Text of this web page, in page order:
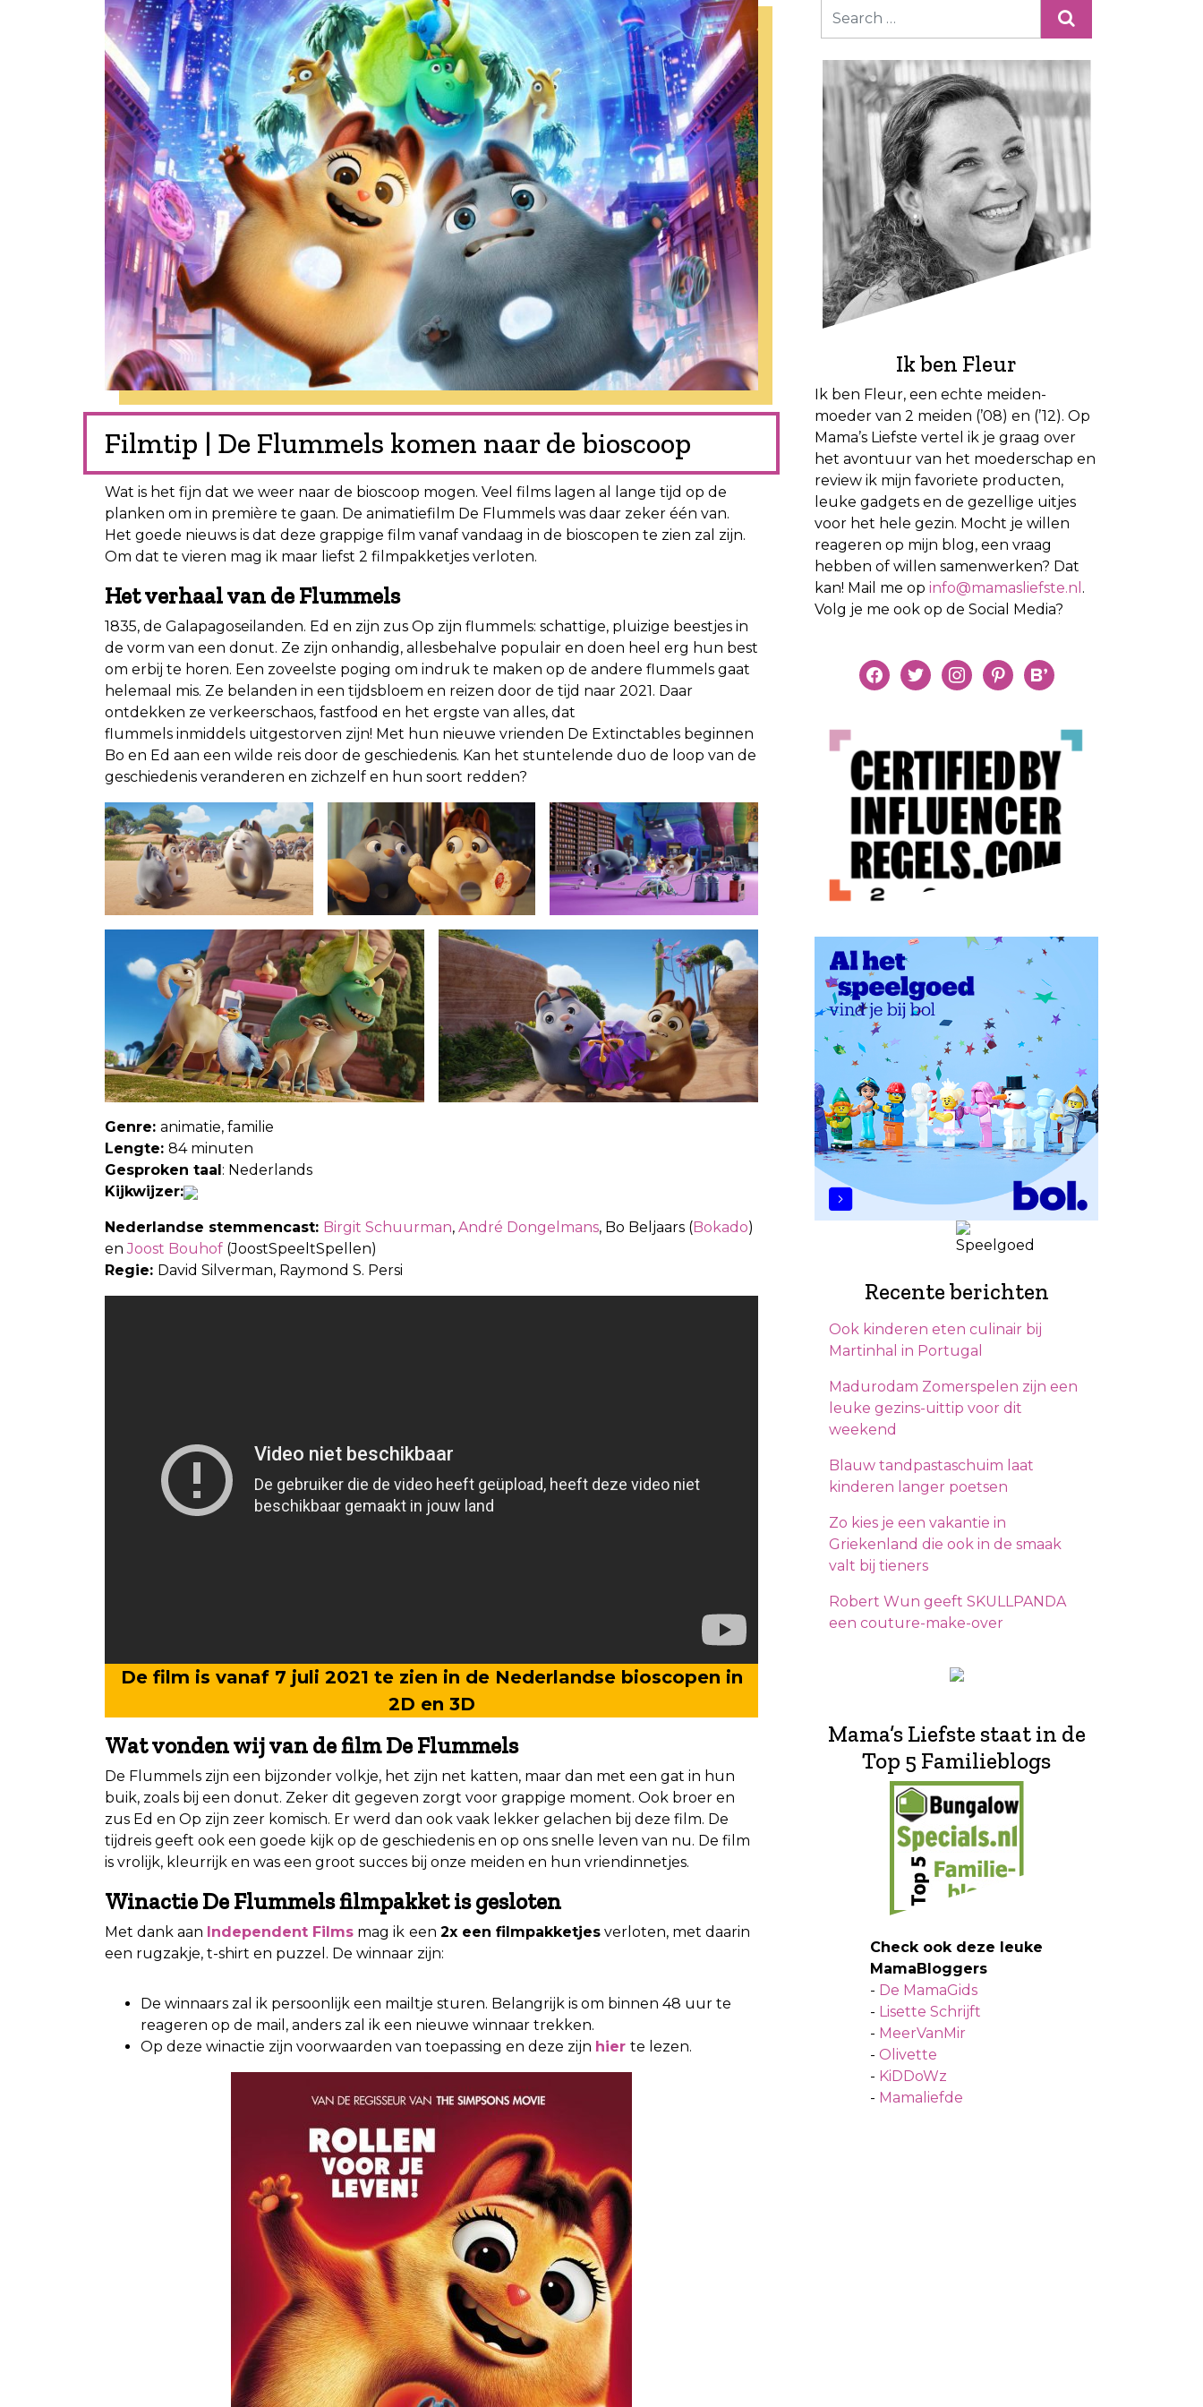
Filmtip | De Flummels komen naar de bioscoop
Wat is het fijn dat we weer naar de bioscoop mogen. Veel films lagen al lange tijd op de
planken om in première te gaan. De animatiefilm De Flummels was daar zeker één van.
Het goede nieuws is dat deze grappige film vanaf vandaag in de bioscopen te zien zal zijn.
Om dat te vieren mag ik maar liefst 2 filmpakketjes verloten.
Het verhaal van de Flummels
1835, de Galapagoseilanden. Ed en zijn zus Op zijn flummels: schattige, pluizige beestjes in
de vorm van een donut. Ze zijn onhandig, allesbehalve populair en doen heel erg hun best
om erbij te horen. Een zoveelste poging om indruk te maken op de andere flummels gaat
helemaal mis. Ze belanden in een tijdsbloem en reizen door de tijd naar 2021. Daar
ontdekken ze verkeerschaos, fastfood en het ergste van alles, dat
flummels inmiddels uitgestorven zijn! Met hun nieuwe vrienden De Extinctables beginnen
Bo en Ed aan een wilde reis door de geschiedenis. Kan het stuntelende duo de loop van de
geschiedenis veranderen en zichzelf en hun soort redden?
Genre: animatie, familie
Lengte: 84 minuten
Gesproken taal: Nederlands
Kijkwijzer:
Nederlandse stemmencast: Birgit Schuurman, André Dongelmans, Bo Beljaars (Bokado)
enJoost Bouhof (JoostSpeeltSpellen)
Regie: David Silverman, Raymond S. Persi
De film is vanaf 7 juli 2021 te zien in de Nederlandse bioscopen in
2D en 3D
Wat vonden wij van de film De Flummels
De Flummels zijn een bijzonder volkje, het zijn net katten, maar dan met een gat in hun
buik, zoals bij een donut. Zeker dit gegeven zorgt voor grappige moment. Ook broer en
zus Ed en Op zijn zeer komisch. Er werd dan ook vaak lekker gelachen bij deze film. De
tijdreis geeft ook een goede kijk op de geschiedenis en op ons snelle leven van nu. De film
is vrolijk, kleurrijk en was een groot succes bij onze meiden en hun vriendinnetjes.
Winactie De Flummels filmpakket is gesloten
Met dank aan Independent Films mag ik een 2x een filmpakketjes verloten, met daarin
een rugzakje, t-shirt en puzzel. De winnaar zijn:
De winnaars zal ik persoonlijk een mailtje sturen. Belangrijk is om binnen 48 uur te
reageren op de mail, anders zal ik een nieuwe winnaar trekken.
Op deze winactie zijn voorwaarden van toepassing en deze zijn hier te lezen.
Ik ben Fleur
Ik ben Fleur, een echte meiden-
moeder van 2 meiden (’08) en (’12). Op
Mama’s Liefste vertel ik je graag over
het avontuur van het moederschap en
review ik mijn favoriete producten,
leuke gadgets en de gezellige uitjes
voor het hele gezin. Mocht je willen
reageren op mijn blog, een vraag
hebben of willen samenwerken? Dat
kan! Mail me op info@mamasliefste.nl .
Volg je me ook op de Social Media?
facebooktwitterinstagrampinterestbloglovin
Recente berichten
Ook kinderen eten culinair bij
Martinhal in Portugal
Madurodam Zomerspelen zijn een
leuke gezins-uittip voor dit
weekend
Blauw tandpastaschuim laat
kinderen langer poetsen
Zo kies je een vakantie in
Griekenland die ook in de smaak
valt bij tieners
Robert Wun geeft SKULLPANDA
een couture-make-over
Mama’s Liefste staat in de
Top 5 Familieblogs
Check ook deze leuke
MamaBloggers
- De MamaGids
- Lisette Schrijft
- MeerVanMir
- Olivette
- KiDDoWz
- Mamaliefde